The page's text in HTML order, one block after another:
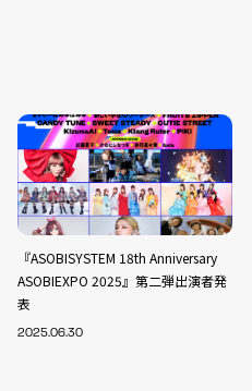
『ASOBISYSTEM 18th Anniversary
ASOBIEXPO 2025』第二弾出演者発
表
2025.06.30